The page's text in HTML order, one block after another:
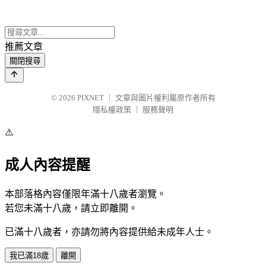
推薦文章
關閉搜尋
© 2026 PIXNET
文章與圖片權利屬原作者所有
隱私權政策
服務聲明
⚠️
成人內容提醒
本部落格內容僅限年滿十八歲者瀏覽。
若您未滿十八歲，請立即離開。
已滿十八歲者，亦請勿將內容提供給未成年人士。
我已滿18歲 離開